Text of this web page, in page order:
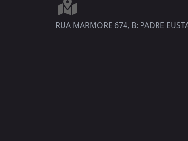
RUA MARMORE 674, B: PADRE